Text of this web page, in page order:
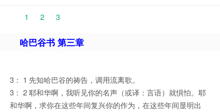
1 2 3
哈巴谷书 第三章
3： 1 先知哈巴谷的祷告，调用流离歌。
3： 2 耶和华啊，我听见你的名声（或译：言语）就惧怕。耶
和华啊，求你在这些年间复兴你的作为，在这些年间显明出